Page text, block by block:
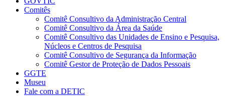
Comitês
Comitê Consultivo da Administração Central
Comitê Consultivo da Área da Saúde
Comitê Consultivo das Unidades de Ensino e Pesquisa,
Núcleos e Centros de Pesquisa
Comitê Consultivo de Segurança da Informação
Comitê Gestor de Proteção de Dados Pessoais
GGTE
Museu
Fale com a DETIC